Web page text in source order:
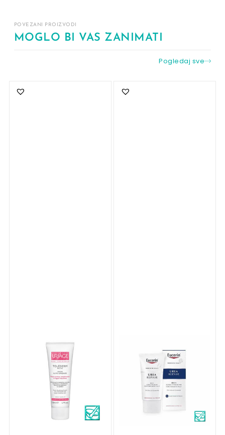
POVEZANI PROIZVODI
MOGLO BI VAS ZANIMATI
Pogledaj sve